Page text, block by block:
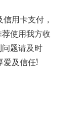
用卡支付，
使用我方收
题请及时
爱及信任!